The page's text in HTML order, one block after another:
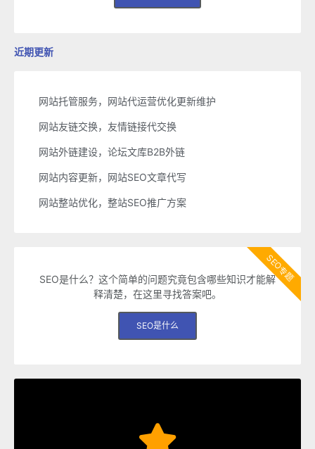
近期更新
网站托管服务，网站代运营优化更新维护
网站友链交换，友情链接代交换
网站外链建设，论坛文库B2B外链
网站内容更新，网站SEO文章代写
网站整站优化，整站SEO推广方案
SEO是什么？这个简单的问题究竟包含哪些知识才能解
释清楚，在这里寻找答案吧。
SEO是什么
SEO专题
SEO服务